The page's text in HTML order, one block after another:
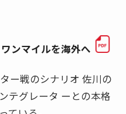
ンマイルを海外へ
ー戦のシナリオ 佐川の
テグレータ ーとの本格